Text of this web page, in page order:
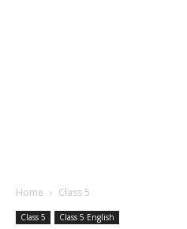
Home Class 5
Class 5 Class 5 English